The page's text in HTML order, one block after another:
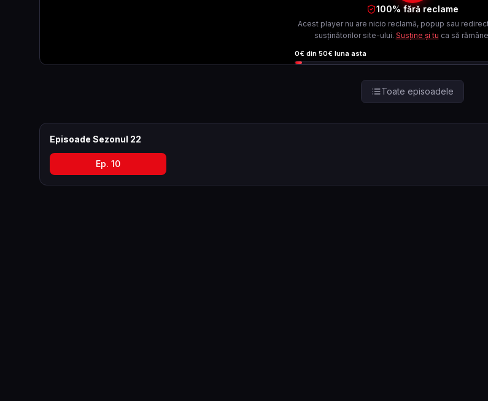
100% fără reclame
Acest player nu are nicio reclamă, popup sau
susținătorilor site-ului. Susține și tu ca să
0€ din 50€ luna asta
Toate episoadele
Episoade Sezonul 22
Ep.10